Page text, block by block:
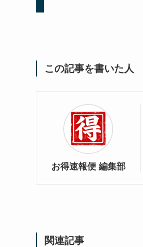
この記事を書いた人
お得速報便 編集部
関連記事